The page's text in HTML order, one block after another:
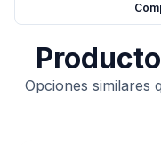
Opciones similares